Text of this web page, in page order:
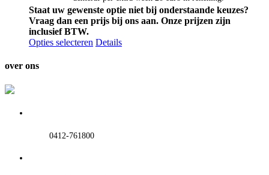
Staat uw gewenste optie niet bij onderstaande keuzes?
Vraag dan een prijs bij ons aan. Onze prijzen zijn
inclusief BTW.
Opties selecteren Details
over ons
0412-761800